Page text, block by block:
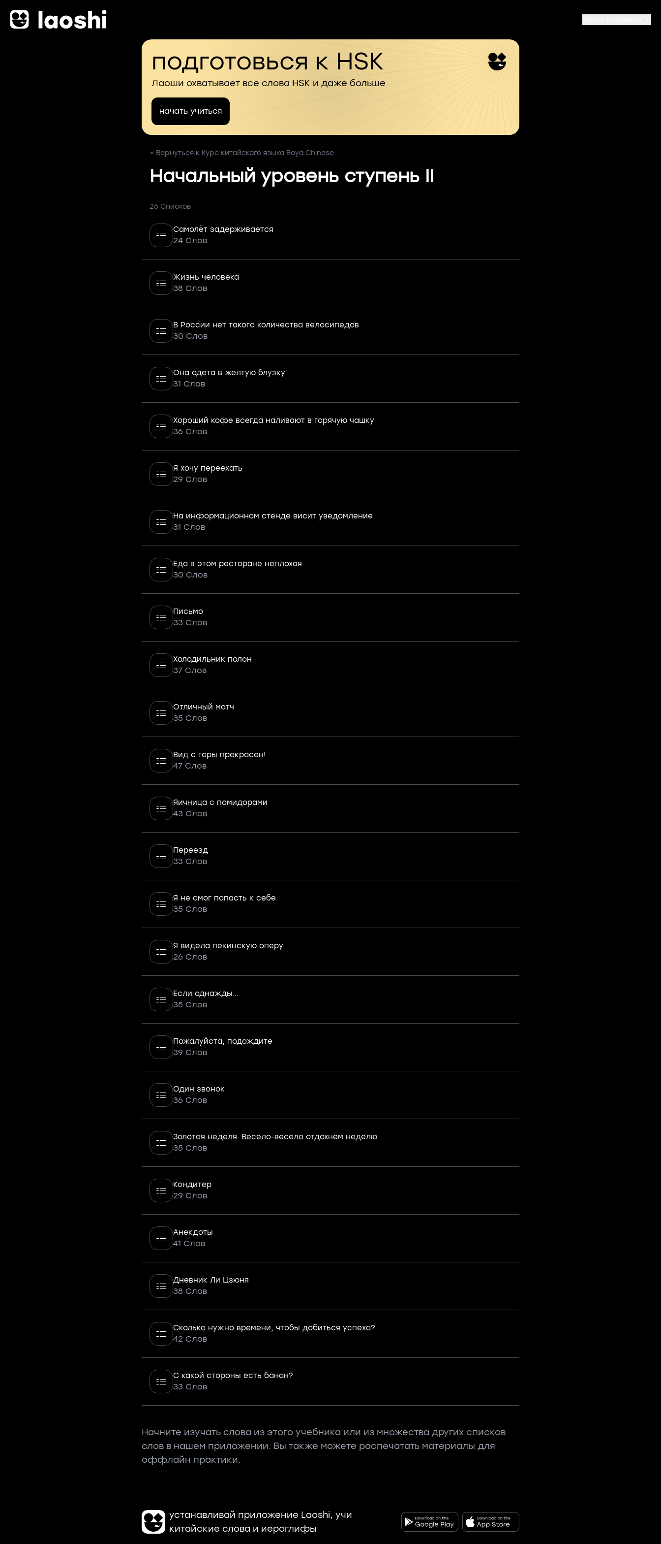
подготовься к HSK
Лаоши охватывает все слова HSK и даже больше
начать учиться
< Вернуться к Курс китайского языка Boya Chinese
Начальный уровень ступень II
25 Списков
Самолёт задерживается
24 Слов
Жизнь человека
38 Слов
В России нет такого количества велосипедов
30 Слов
Она одета в желтую блузку
31 Слов
Хороший кофе всегда наливают в горячую чашку
36 Слов
Я хочу переехать
29 Слов
На информационном стенде висит уведомление
31 Слов
Еда в этом ресторане неплохая
30 Слов
Письмо
33 Слов
Холодильник полон
37 Слов
Отличный матч
35 Слов
Вид с горы прекрасен!
47 Слов
Яичница с помидорами
43 Слов
Переезд
33 Слов
Я не смог попасть к себе
35 Слов
Я видела пекинскую оперу
26 Слов
Если однажды...
35 Слов
Пожалуйста, подождите
39 Слов
Один звонок
36 Слов
Золотая неделя. Весело-весело отдохнём неделю
35 Слов
Кондитер
29 Слов
Анекдоты
41 Слов
Дневник Ли Цзюня
38 Слов
Сколько нужно времени, чтобы добиться успеха?
42 Слов
С какой стороны есть банан?
33 Слов
Начните изучать слова из этого учебника или из множества других списков
слов в нашем приложении. Вы также можете распечатать материалы для
оффлайн практики.
устанавливай приложение Laoshi, учи
китайские слова и иероглифы